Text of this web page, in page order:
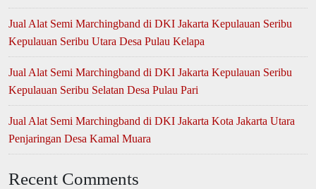
Jual Alat Semi Marchingband di DKI Jakarta Kepulauan Seribu
Kepulauan Seribu Utara Desa Pulau Kelapa
Jual Alat Semi Marchingband di DKI Jakarta Kepulauan Seribu
Kepulauan Seribu Selatan Desa Pulau Pari
Jual Alat Semi Marchingband di DKI Jakarta Kota Jakarta Utara
Penjaringan Desa Kamal Muara
Recent Comments